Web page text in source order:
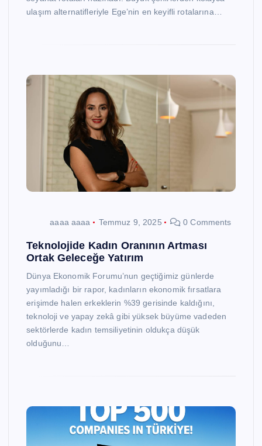
ulaşım alternatifleriyle Ege’nin en keyifli rotalarına…
aaaa aaaa Temmuz 9, 2025 0 Comments
Teknolojide Kadın Oranının Artması
Ortak Geleceğe Yatırım
Dünya Ekonomik Forumu’nun geçtiğimiz günlerde
yayımladığı bir rapor, kadınların ekonomik fırsatlara
erişimde halen erkeklerin %39 gerisinde kaldığını,
teknoloji ve yapay zekâ gibi yüksek büyüme vadeden
sektörlerde kadın temsiliyetinin oldukça düşük
olduğunu…